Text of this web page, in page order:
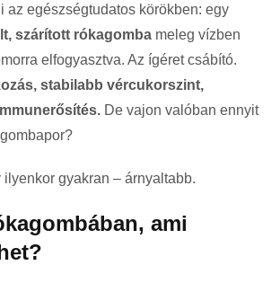
az egészségtudatos körökben: egy
szárított rókagomba meleg vízben
elfogyasztva. Az ígéret csábító.
stabilabb vércukorszint,
De vajon valóban ennyit
gyakran – árnyaltabb.
ami